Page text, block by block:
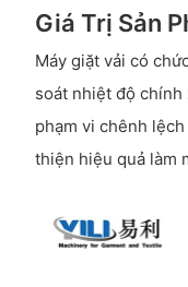
Giá Trị Sản
Máy giặt vải có
soát nhiệt độ chính
phạm vi chênh
thiện hiệu quả làm